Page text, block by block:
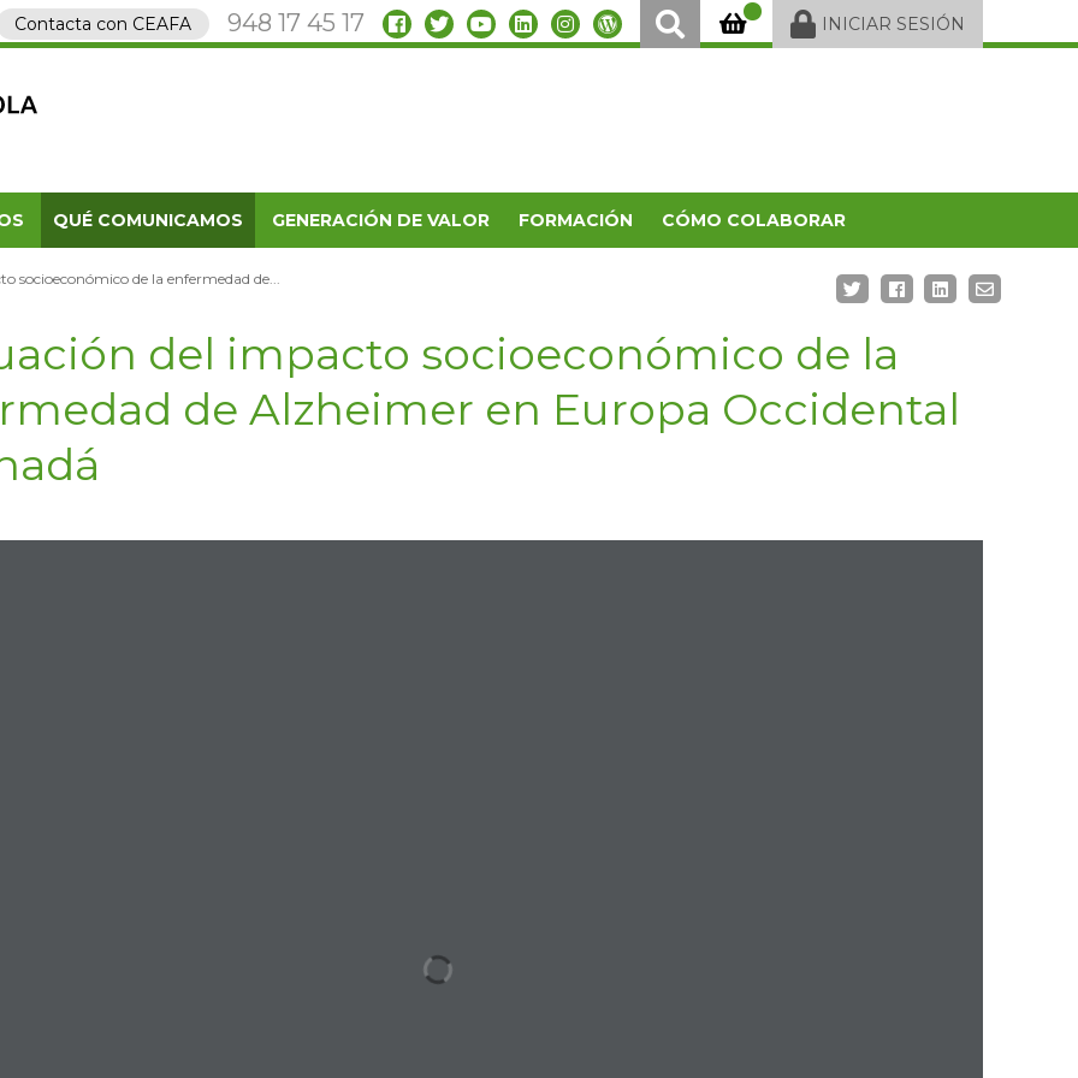
Contacta con CEAFA 948 17 45 17 INICIAR SESIÓN
QUÉ COMUNICAMOS GENERACIÓN DE VALOR FORMACIÓN CÓMO COLABORAR
socioeconómico de la enfermedad de...
del impacto socioeconómico de la
de Alzheimer en Europa Occidental